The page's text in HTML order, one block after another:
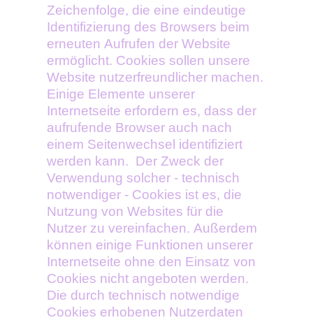
Zeichenfolge, die eine eindeutige
Identifizierung des Browsers beim
erneuten Aufrufen der Website
ermöglicht. Cookies sollen unsere
Website nutzerfreundlicher machen.
Einige Elemente unserer
Internetseite erfordern es, dass der
aufrufende Browser auch nach
einem Seitenwechsel identifiziert
werden kann. Der Zweck der
Verwendung solcher - technisch
notwendiger - Cookies ist es, die
Nutzung von Websites für die
Nutzer zu vereinfachen. Außerdem
können einige Funktionen unserer
Internetseite ohne den Einsatz von
Cookies nicht angeboten werden.
Die durch technisch notwendige
Cookies erhobenen Nutzerdaten